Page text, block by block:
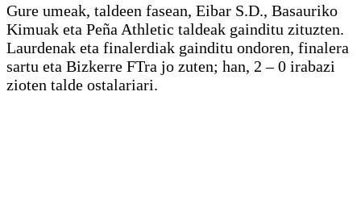
Gure umeak, taldeen fasean, Eibar S.D., Basauriko
Kimuak eta Peña Athletic taldeak gainditu zituzten.
Laurdenak eta finalerdiak gainditu ondoren, finalera
sartu eta Bizkerre FTra jo zuten; han, 2 – 0 irabazi
zioten talde ostalariari.